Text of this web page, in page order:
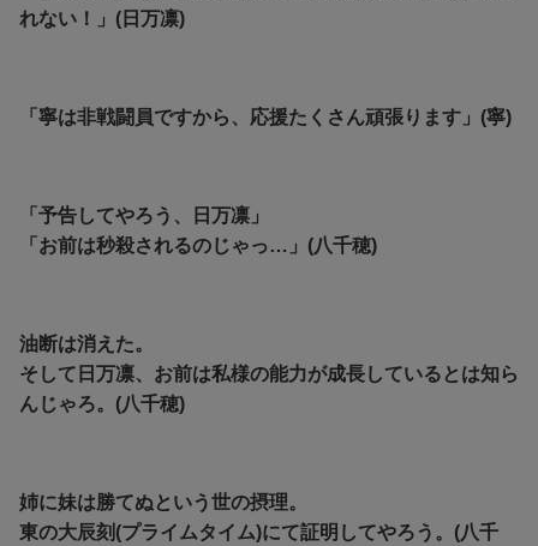
れない！」(日万凛)
「寧は非戦闘員ですから、応援たくさん頑張ります」(寧)
「予告してやろう、日万凛」
「お前は秒殺されるのじゃっ…」(八千穂)
油断は消えた。
そして日万凛、お前は私様の能力が成長しているとは知ら
んじゃろ。(八千穂)
姉に妹は勝てぬという世の摂理。
東の大辰刻(プライムタイム)にて証明してやろう。(八千